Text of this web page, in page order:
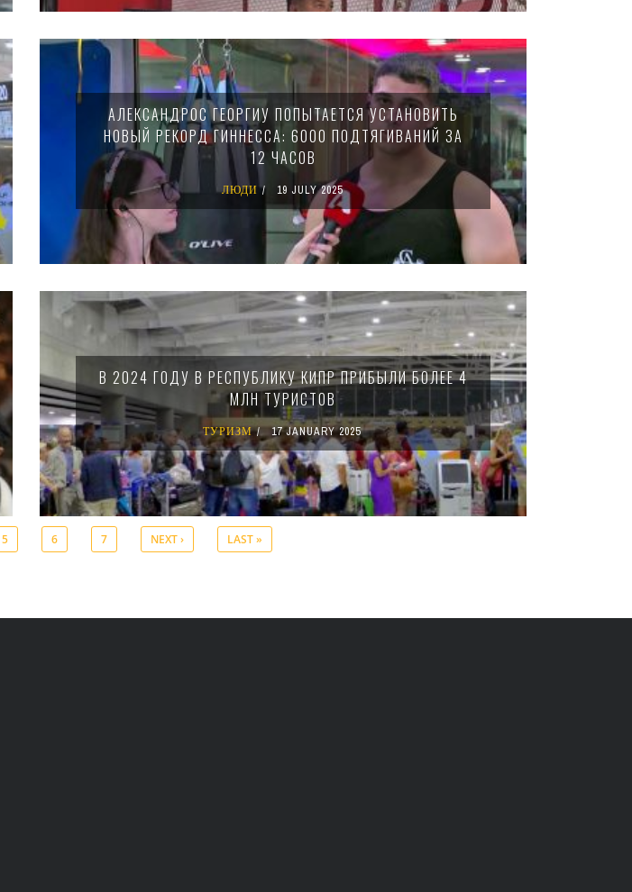
АЛЕКСАНДРОС ГЕОРГИУ ПОПЫТАЕТСЯ УСТАНОВИТЬ
НОВЫЙ РЕКОРД ГИННЕССА: 6000 ПОДТЯГИВАНИЙ ЗА
12 ЧАСОВ
ЛЮДИ 19 JULY 2025
В 2024 ГОДУ В РЕСПУБЛИКУ КИПР ПРИБЫЛИ БОЛЕЕ 4
МЛН ТУРИСТОВ
ТУРИЗМ 17 JANUARY 2025
5 6 7 NEXT › LAST »